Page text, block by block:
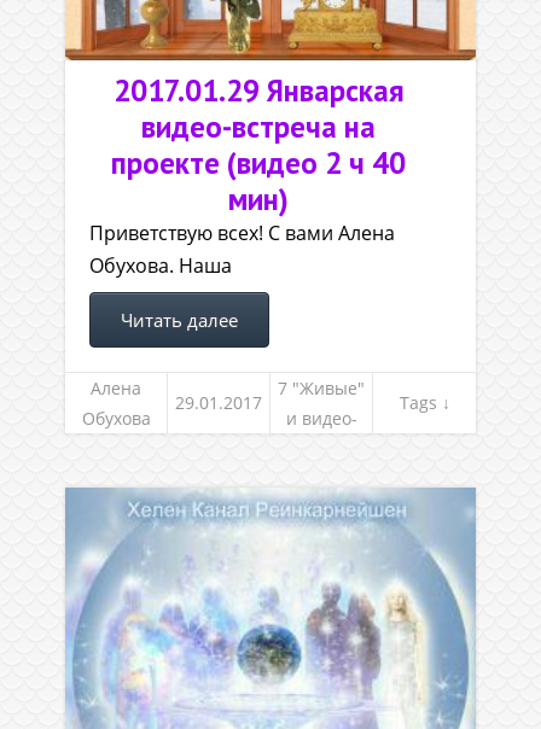
2017.01.29 Январская
видео-встреча на
проекте (видео 2 ч 40
мин)
Приветствую всех! С вами Алена
Обухова. Наша
Читать далее
Алена
Обухова
29.01.2017
7 "Живые"
и видео-
Tags ↓